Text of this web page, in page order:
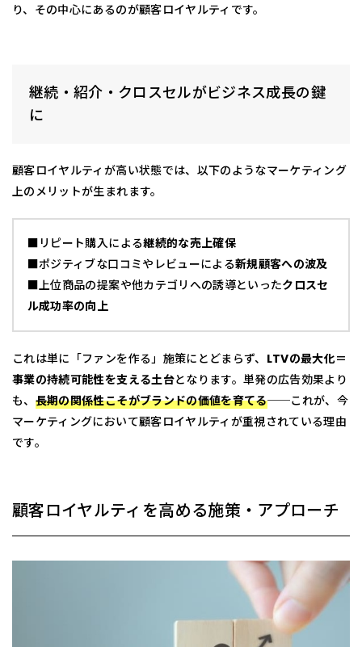
り、その中心にあるのが顧客ロイヤルティです。
継続・紹介・クロスセルがビジネス成長の鍵
に
顧客ロイヤルティが高い状態では、以下のようなマーケティング
上のメリットが生まれます。
■リピート購入による継続的な売上確保
■ポジティブな口コミやレビューによる新規顧客への波及
■上位商品の提案や他カテゴリへの誘導といったクロスセ
ル成功率の向上
これは単に「ファンを作る」施策にとどまらず、 LTVの最大化＝
事業の持続可能性を支える土台となります。単発の広告効果より
も、 長期の関係性こそがブランドの価値を育てる──これが、今
マーケティングにおいて顧客ロイヤルティが重視されている理由
です。
顧客ロイヤルティを高める施策・アプローチ